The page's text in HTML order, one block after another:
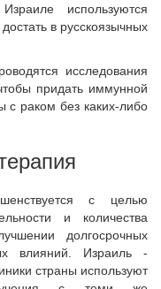
используются
в русскоязычных
исследования
придать иммунной
раком без каких-либо
с целью
и количества
долгосрочных
влияний. Израиль -
страны используют